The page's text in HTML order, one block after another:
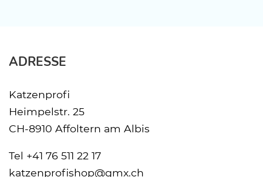
ADRESSE
Katzenprofi
Heimpelstr. 25
CH-8910 Affoltern am Albis
Tel +41 76 511 22 17
katzenprofishop@gmx.ch